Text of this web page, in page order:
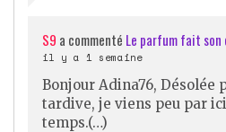
S9 a commenté Le parfum fait son
il y a 1 semaine
Bonjour Adina76, Désolée
tardive, je viens peu par
temps.(…)